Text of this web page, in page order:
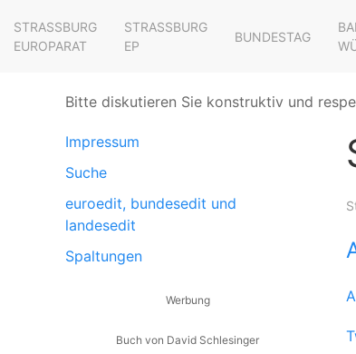
STRASSBURG E
UROPARAT
STRASSBURG E
P
BUNDESTAG
Bitte diskutieren Sie konstruktiv und
Impressum
Suche
euroedit, bundesedit und
landesedit
Spaltungen
Werbung
Buch von David Schlesinger